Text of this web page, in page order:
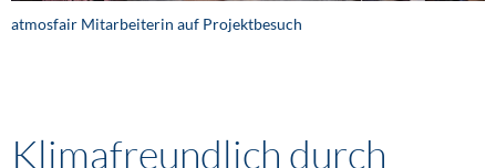
atmosfair Mitarbeiterin auf Projektbesuch
Klimafreundlich durch